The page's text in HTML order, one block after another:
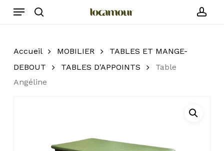
Menu
Accueil MOBILIER
TABLES ET MANGE-
DEBOUT
TABLES D'APPOINTS
Table
Angéline